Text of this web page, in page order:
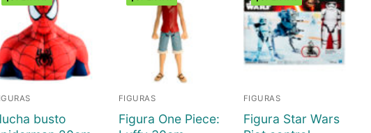
busto
FIGURAS
Figura One Piece:
FIGURAS
Figura Star Wars